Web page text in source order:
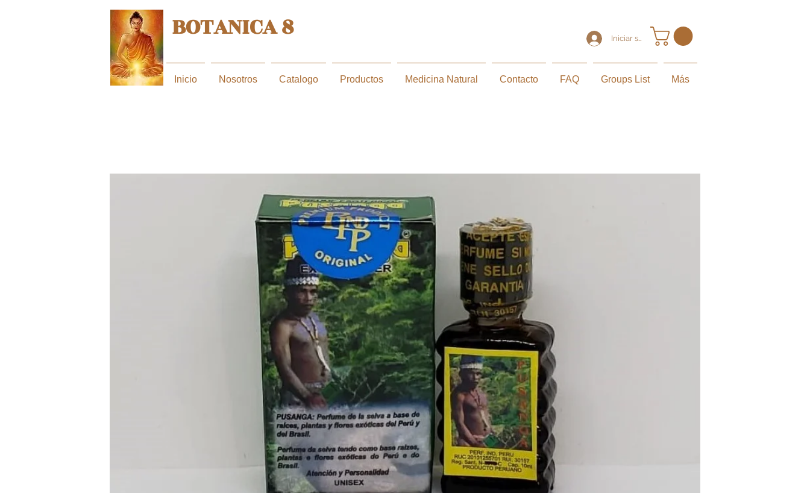
BOTANICA 8 Iniciar sesión
Inicio Nosotros Catalogo Productos Medicina Natural Contacto FAQ Groups List Más